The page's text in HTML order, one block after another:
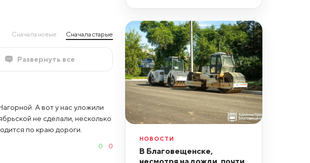
Сначала новые Сначала старые
Развернуть все
А вот у нас уложили
не сделали, несколько
по краю дороги.
0 0
НОВОСТИ
В Благовещенске,
несмотря на дожди, почти